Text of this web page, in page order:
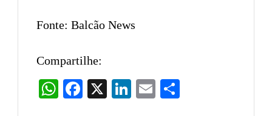
Fonte: Balcão News
Compartilhe:
WhatsAppFacebook LinkedIn
Email